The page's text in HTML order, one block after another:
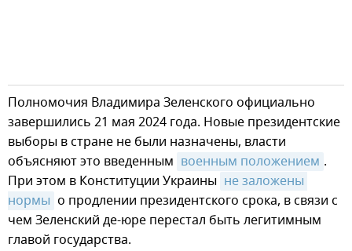
Полномочия Владимира Зеленского официально
завершились 21 мая 2024 года. Новые президентские
выборы в стране не были назначены, власти
объясняют это введенным военным положением .
При этом в Конституции Украины не заложены
нормы о продлении президентского срока, в связи с
чем Зеленский де-юре перестал быть легитимным
главой государства.